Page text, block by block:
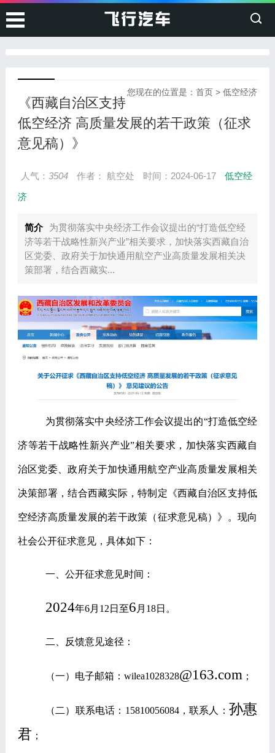
您现在的位置是：首页 >低空经济
《西藏自治区支持
低空经济 高质量发展的若干政策（征求
意见稿）》
人气： 3504 作者： 航空处 时间：2024-06-17
低空经
济
简介
为贯彻落实中央经济工作会议提出的“打造低空经
济等若干战略性新兴产业”相关要求，加快落实西藏自治
区党委、政府关于加快通用航空产业高质量发展相关决
策部署，结合西藏实...
为贯彻落实中央经济工作会议提出的“打造低空经
济等若干战略性新兴产业”相关要求，加快落实西藏自
治区党委、政府关于加快通用航空产业高质量发展相关
决策部署，结合西藏实际，特制定《西藏自治区支持低
空经济高质量发展的若干政策（征求意见稿）》。现向
社会公开征求意见，具体如下：
一、公开征求意见时间：
2024年6月 12 日至6 月 18日。
二、反馈意见途径：
（一）电子邮箱： wilea1028328@163.com ；
（二）联系电话： 15810056084，联系人： 孙惠
君 ；